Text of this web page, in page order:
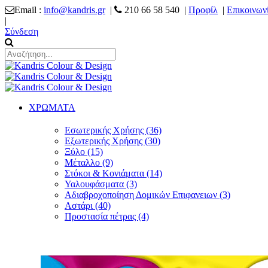
Email : info@kandris.gr| 210 66 58 540 | Προφίλ |
|
Σύνδεση
ΧΡΩΜΑΤΑ
Εσωτερικής Χρήσης (36)
Εξωτερικής Χρήσης (30)
Ξύλο (15)
Μέταλλο (9)
Στόκοι & Κονιάματα (14)
Υαλουφάσματα (3)
Αδιαβροχοποίηση Δομικών Επιφανειων (3)
Αστάρι (40)
Προστασία πέτρας (4)